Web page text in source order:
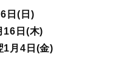
(日)
日(木)
月4日(金)